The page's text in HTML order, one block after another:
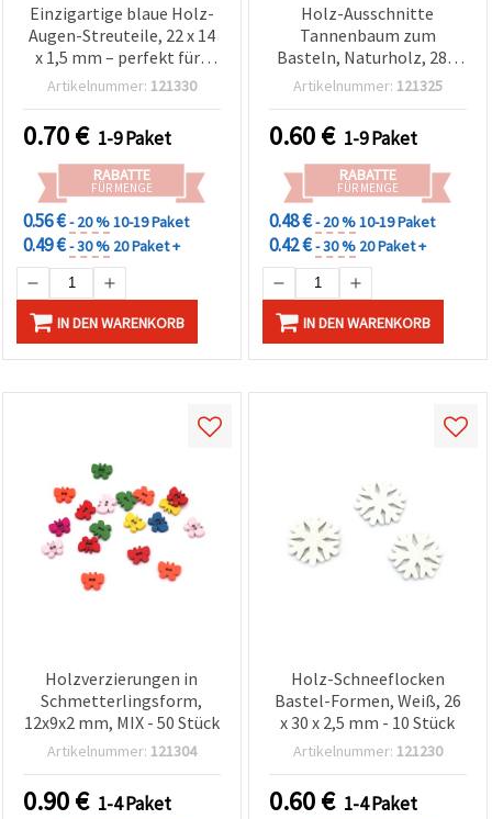
Einzigartige blaue Holz-
Augen-Streuteile, 22 x 14
x 1,5 mm – perfekt fürs
Basteln, Scrapbooking &
mit 20 Stück
Artikelnummer: 121330
0.70€ 1-9 Paket
RABATTE
FÜR MENGE
0.56 €- 20 %10-19 Paket
0.49 €- 30 % 20 Paket +
IN DEN WARENKORB
Holz-Ausschnitte
Tannenbaum zum
Basteln, Naturholz, 28 x
30 x 2 mm – 10 Stück
Artikelnummer: 121325
0.60€ 1-9 Paket
RABATTE
FÜR MENGE
0.48 €- 20 %10-19 Paket
0.42 €- 30 % 20 Paket +
IN DEN WARENKORB
Holzverzierungen in
Schmetterlingsform,
12x9x2 mm, MIX - 50 Stück
Artikelnummer: 121304
0.90€ 1-4 Paket
Holz-Schneeflocken
Bastel-Formen, Weiß, 26
x 30 x 2,5 mm - 10 Stück
Artikelnummer: 121230
0.60€ 1-4 Paket